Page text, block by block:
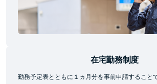
在宅勤務制度
勤務予定表とともに１ヵ月分を事前申請すること